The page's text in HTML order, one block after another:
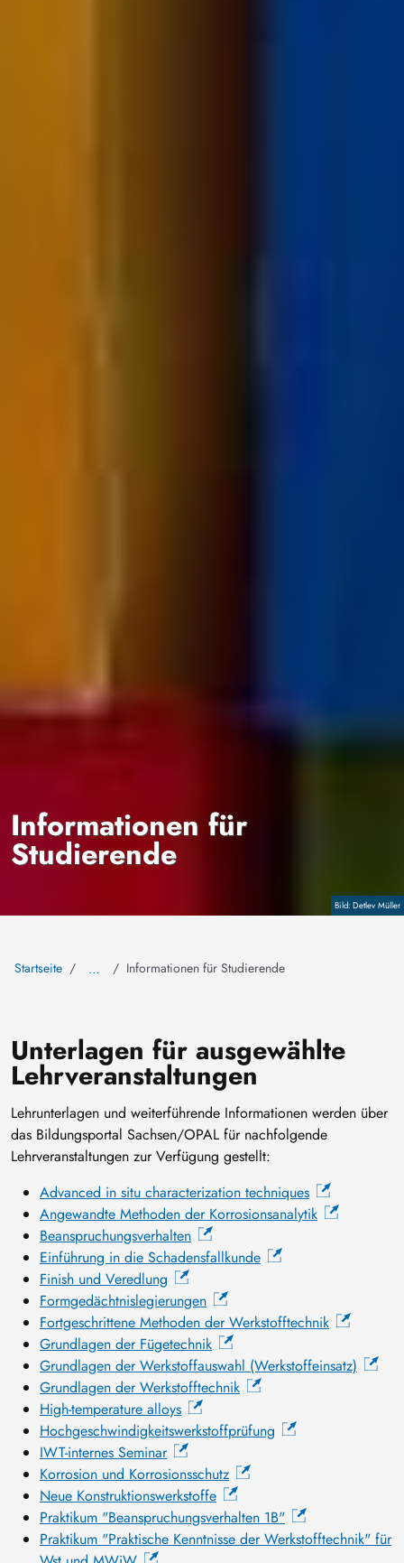
CopyrightDetlev Müller
Informationen für
Studierende
Startseite … Informationen für Studierende
Unterlagen für ausgewählte
Lehrveranstaltungen
Lehrunterlagen und weiterführende Informationen werden über
das Bildungsportal Sachsen/OPAL für nachfolgende
Lehrveranstaltungen zur Verfügung gestellt:
Advanced in situ characterization techniques
Angewandte Methoden der Korrosionsanalytik
Beanspruchungsverhalten
Einführung in die Schadensfallkunde
Finish und Veredlung
Formgedächtnislegierungen
Fortgeschrittene Methoden der Werkstofftechnik
Grundlagen der Fügetechnik
Grundlagen der Werkstoffauswahl (Werkstoffeinsatz)
Grundlagen der Werkstofftechnik
High-temperature alloys
Hochgeschwindigkeitswerkstoffprüfung
IWT-internes Seminar
Korrosion und Korrosionsschutz
Neue Konstruktionswerkstoffe
Praktikum "Beanspruchungsverhalten 1B"
Praktikum "Praktische Kenntnisse der Werkstofftechnik" für